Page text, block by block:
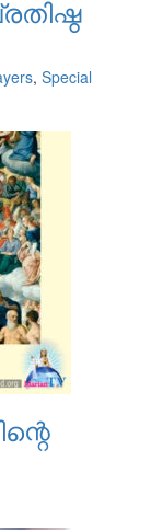
, Special